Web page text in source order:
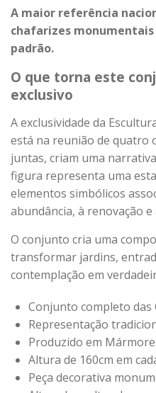
A maior referência
chafarizes
padrão.
O que torna este
exclusivo
A exclusividade da
está na reunião de quatro
juntas, criam uma
figura representa uma
elementos simbólicos
abundância, à renovação
O conjunto cria uma
transformar jardins,
contemplação em
Conjunto completo das
Representação
Produzido em Mármore
Altura de 160cm em
Peça decorativa